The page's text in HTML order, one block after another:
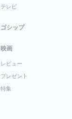
テレビ
ゴシップ
映画
レビュー
プレゼント
特集